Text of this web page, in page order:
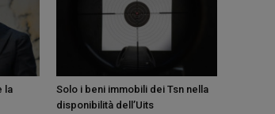
la
Solo i beni immobili dei Tsn nella
disponibilità dell’Uits